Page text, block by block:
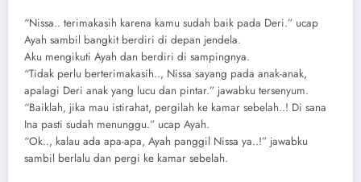
“Nissa.. terimakasih karena kamu sudah baik pada Deri.” ucap
Ayah sambil bangkit berdiri di depan jendela.
Aku mengikuti Ayah dan berdiri di sampingnya.
“Tidak perlu berterimakasih.., Nissa sayang pada anak-anak,
apalagi Deri anak yang lucu dan pintar.” jawabku tersenyum.
“Baiklah, jika mau istirahat, pergilah ke kamar sebelah..! Di sana
Ina pasti sudah menunggu.” ucap Ayah.
“Ok.., kalau ada apa-apa, Ayah panggil Nissa ya..!” jawabku
sambil berlalu dan pergi ke kamar sebelah.